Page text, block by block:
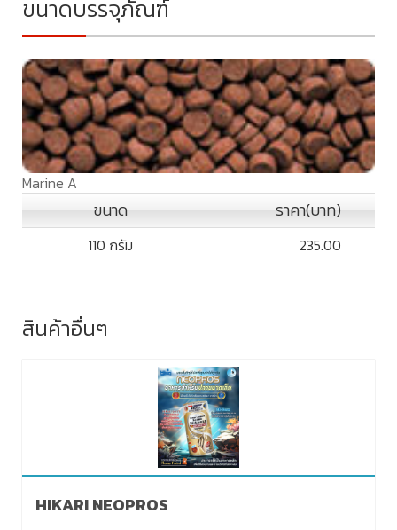
ขนาดบรรจุภัณฑ์
Marine A
ขนาด ราคา(บาท)
110 กรัม 235.00
สินค้าอื่นๆ
HIKARI NEOPROS